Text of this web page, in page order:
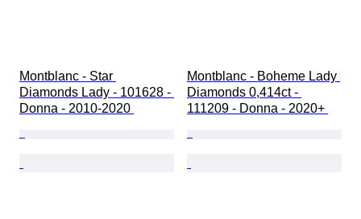
Montblanc - Star
Diamonds Lady - 101628 -
Donna - 2010-2020
Montblanc - Boheme Lady
Diamonds 0,414ct -
111209 - Donna - 2020+